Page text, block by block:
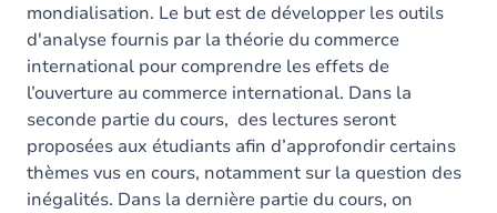
mondialisation. Le but est de développer les outils
d'analyse fournis par la théorie du commerce
international pour comprendre les effets de
l’ouverture au commerce international. Dans la
seconde partie du cours, des lectures seront
proposées aux étudiants afin d’approfondir certains
thèmes vus en cours, notamment sur la question des
inégalités. Dans la dernière partie du cours, on